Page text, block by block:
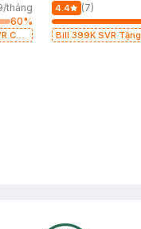
tháng
60%
Cho
4.4 (7)
Bill 399K SVR Tặng